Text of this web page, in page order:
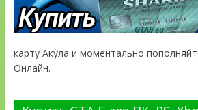
карту Акула и моментально
Онлайн.